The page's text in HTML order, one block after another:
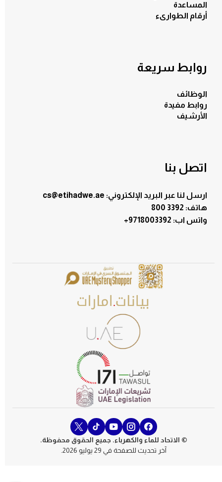
المساعدة
أرقام الطوارىء
روابط سريعة
الوظائف
روابط مفيدة
الأرشيف
اتصل بنا
ارسل لنا عبر البريد الإلكتروني: cs@etihadwe.ae
هاتف: 3392 800
+9718003392 :واتس اب
© الاتحاد للماء والكهرباء. جميع الحقوق محفوظة.
آخر تحديث للصفحة في 29 يوليو 2026.